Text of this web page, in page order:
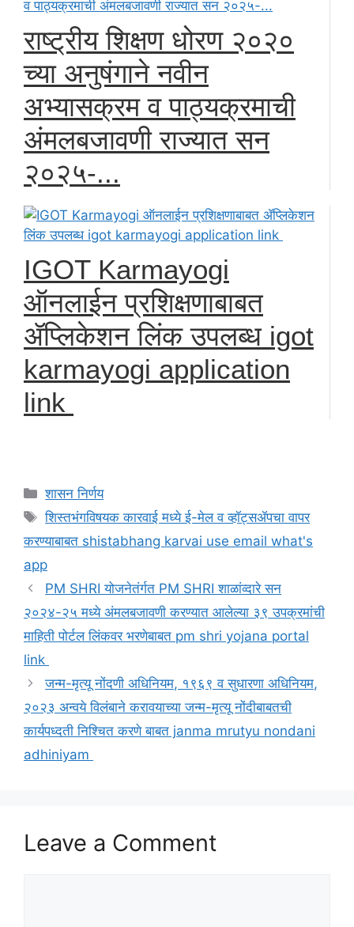
राष्ट्रीय शिक्षण धोरण २०२०
च्या अनुषंगाने नवीन
अभ्यासक्रम व पाठ्यक्रमाची
अंमलबजावणी राज्यात सन
२०२५-...
IGOT Karmayogi
ऑनलाईन प्रशिक्षणाबाबत
ॲप्लिकेशन लिंक उपलब्ध igot
karmayogi application
link
Categories
शासन निर्णय
Tags
शिस्तभंगविषयक कारवाई मध्ये ई-मेल व व्हॉट्सॲपचा वापर
करण्याबाबत shistabhang karvai use email what's
app
PM SHRI योजनेतंर्गत PM SHRI शाळांव्दारे सन
२०२४-२५ मध्ये अंमलबजावणी करण्यात आलेल्या ३९ उपक्रमांची
माहिती पोर्टल लिंकवर भरणेबाबत pm shri yojana portal
link
जन्म-मृत्यू नोंदणी अधिनियम, १९६९ व सुधारणा अधिनियम,
२०२३ अन्वये विलंबाने करावयाच्या जन्म-मृत्यू नोंदीबाबतची
कार्यपध्दती निश्चित करणे बाबत janma mrutyu nondani
adhiniyam
Leave a Comment